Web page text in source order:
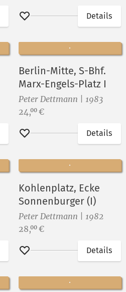
Merken
Details
Berlin-Mitte, S-Bhf.
Marx-Engels-Platz I
Peter Dettmann | 1983
Preis:
24,00 €
Merken
Details
Kohlenplatz, Ecke
Sonnenburger (I)
Peter Dettmann | 1982
Preis:
28,00 €
Merken
Details